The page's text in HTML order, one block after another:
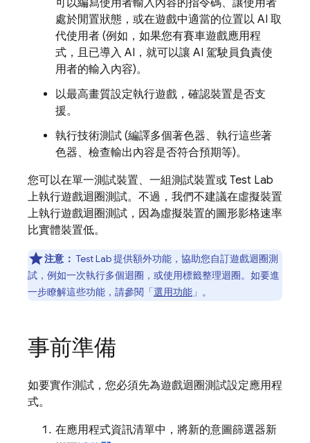
可以編寫使用者輸入內容的指令碼、讓使用者
處於閒置狀態，或在遊戲中適當的位置以 AI 取
代使用者 (例如，如果您有賽車遊戲應用程
式，且已導入 AI，就可以讓 AI 駕駛員負責使
用者的輸入內容)。
以最高畫質設定執行遊戲，確認裝置是否支
援。
執行技術測試 (編譯多個著色器、執行這些著
色器、檢查輸出內容是否符合預期等)。
您可以在單一測試裝置、一組測試裝置或 Test Lab
上執行遊戲迴圈測試。不過，我們不建議在虛擬裝置
上執行遊戲迴圈測試，因為虛擬裝置的圖形影格速率
比實體裝置低。
注意： Test Lab提供額外功能，協助您自訂遊戲迴圈測
試，例如一次執行多個迴圈，或使用標籤整理迴圈。如要進
一步瞭解這些功能，請參閱「選用功能 」。
事前準備
如要實作測試，您必須先為遊戲迴圈測試設定應用程
式。
在應用程式資訊清單中，將新的意圖篩選器新